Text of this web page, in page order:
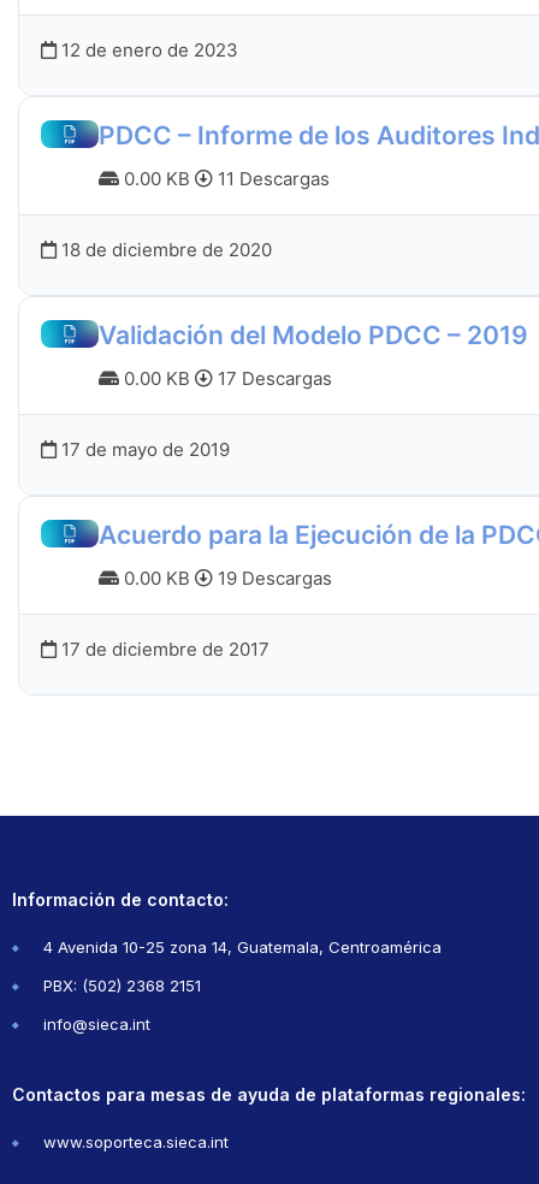
12 de enero de 2023
PDCC – Informe de los Auditores
0.00 KB 11 Descargas
18 de diciembre de 2020
Validación del Modelo PDCC – 2019
0.00 KB 17 Descargas
17 de mayo de 2019
Acuerdo para la Ejecución de la
0.00 KB 19 Descargas
17 de diciembre de 2017
Información de contacto:
4 Avenida 10-25 zona 14, Guatemala, Centroamérica
PBX: (502) 2368 2151
info@sieca.int
Contactos para mesas de ayuda de plataformas regionales:
www.soporteca.sieca.int